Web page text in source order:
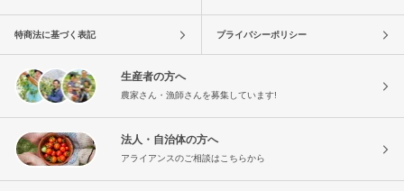
特商法に基づく表記 プライバシーポリシー
生産者の方へ
農家さん・漁師さんを募集しています!
法人・自治体の方へ
アライアンスのご相談はこちらから